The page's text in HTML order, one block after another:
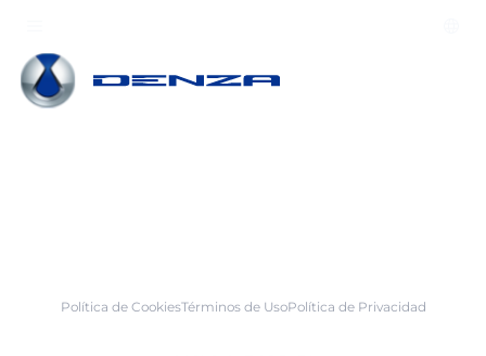
Política de CookiesTérminos de UsoPolítica de Privacidad